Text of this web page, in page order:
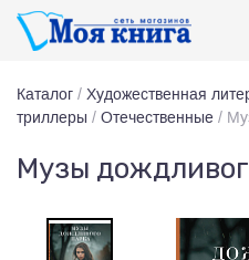
Каталог / Художественная
триллеры / Отечественные /
Музы